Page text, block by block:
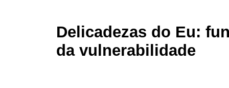
Delicadezas do Eu:
da vulnerabilidade